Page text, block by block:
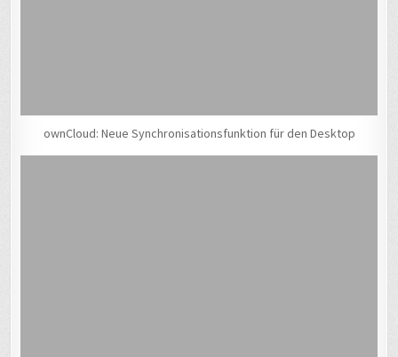
ownCloud: Neue Synchronisationsfunktion für den Desktop